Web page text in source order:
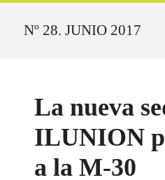
Nº 28. JUNIO 2017
La nueva
ILUNION
a la M-30